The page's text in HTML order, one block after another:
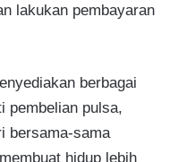
lakukan pembayaran
berbagai
pembelian pulsa,
bersama-sama
hidup lebih